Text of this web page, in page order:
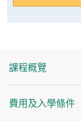
課程概覽
費用及入學條件